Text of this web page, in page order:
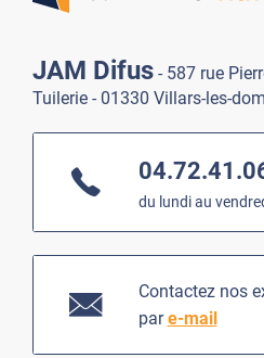
JAM Difus - 587 rue
Tuilerie - 01330 Villars-les-
du lundi au
Contactez nos
pare-mail